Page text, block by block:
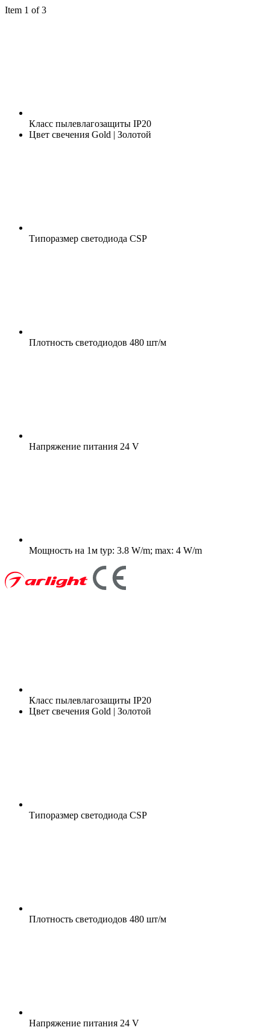
Item 1 of 3
Класс пылевлагозащиты IP20
Цвет свечения Gold | Золотой
Типоразмер светодиода CSP
Плотность светодиодов 480 шт/м
Напряжение питания 24 V
Мощность на 1м typ: 3.8 W/m; max: 4 W/m
Класс пылевлагозащиты IP20
Цвет свечения Gold | Золотой
Типоразмер светодиода CSP
Плотность светодиодов 480 шт/м
Напряжение питания 24 V